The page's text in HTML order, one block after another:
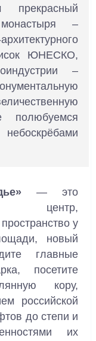
–
ЮНЕСКО,
–
полюбуемся
— это
центр,
у
новый
главные
посетите
кору,
российской
до степи и
их